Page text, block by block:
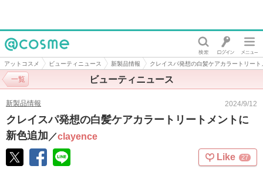
@cosme
アットコスメ ビューティニュース 新製品情報 クレイスパ発想の白髪ケアカラートリー
ビューティニュース
一覧
新製品情報 2024/9/12
クレイスパ発想の白髪ケアカラートリートメントに
新色追加 ／clayence
Like 27